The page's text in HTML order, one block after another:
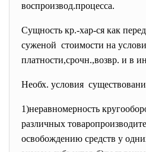
воспроизвод.процесса.
Сущность кр.-хар-ся как
суженой стоимости на
платности,срочн.,возвр. и в
Необх. условия
1)неравномерность
различных
освобождению средств у